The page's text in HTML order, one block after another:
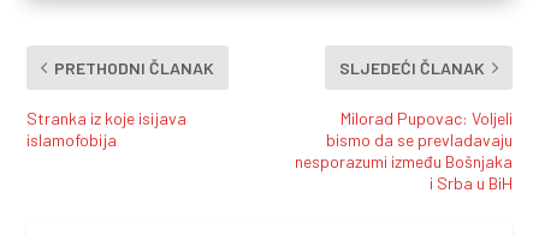
PRETHODNI ČLANAK
Stranka iz koje isijava
islamofobija
SLJEDEĆI ČLANAK
Milorad Pupovac: Voljeli
bismo da se prevladavaju
nesporazumi između Bošnjaka
i Srba u BiH